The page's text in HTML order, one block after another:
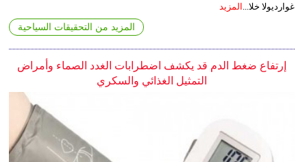
غوارديولا خلا...
المزيد
المزيد من التحقيقات السياحية
إرتفاع ضغط الدم قد يكشف اضطرابات الغدد الصماء وأمراض
التمثيل الغذائي والسكري